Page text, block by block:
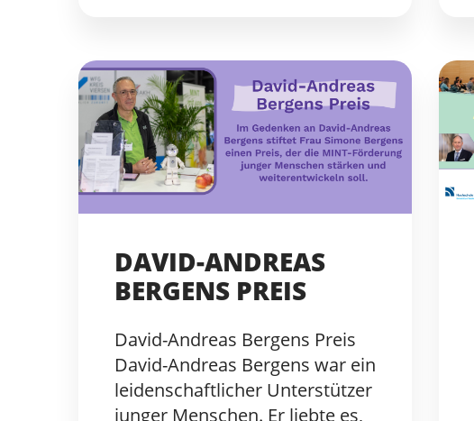
DAVID-ANDREAS
BERGENS PREIS
David-Andreas Bergens Preis
David-Andreas Bergens war ein
leidenschaftlicher Unterstützer
junger Menschen. Er liebte es,